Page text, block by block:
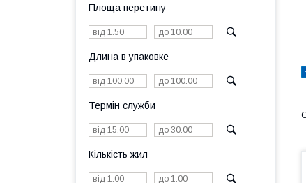
Площа перетину
Длина в упаковке
Термін служби
Кількість жил